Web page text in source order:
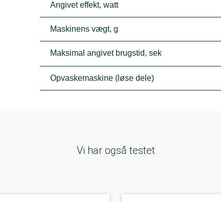
Angivet effekt, watt
Maskinens vægt, g
Maksimal angivet brugstid, sek
Opvaskemaskine (løse dele)
Vi har også testet